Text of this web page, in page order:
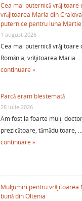
Cea mai puternică vrăjitoare
vrăjitoarea Maria din
puternice pentru luna Martie
1 august 2026
Cea mai puternică vrăjitoare
România, vrăjitoarea Maria …
continuare »
Parcă eram blestemată
28 iulie 2026
Am fost la foarte mulţi
prezicătoare, tămăduitoare, …
continuare »
Mulţumiri pentru vrăjitoarea
bună din Oltenia